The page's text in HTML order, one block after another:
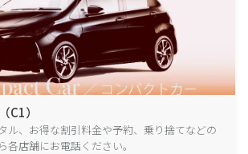
C1）
ル、お得な割引料金や予約、乗り捨てなどの
各店舗にお電話ください。